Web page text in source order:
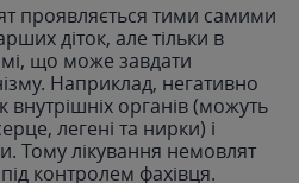
проявляється тими самими
діток, але тільки в
що може завдати
Наприклад, негативно
органів (можуть
легені та нирки) і
Тому лікування немовлят
контролем фахівця.